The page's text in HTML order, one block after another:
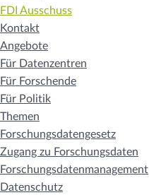
FDI Ausschuss
Kontakt
Angebote
Für Datenzentren
Für Forschende
Für Politik
Themen
Forschungsdatengesetz
Zugang zu Forschungsdaten
Forschungsdatenmanagement
Datenschutz